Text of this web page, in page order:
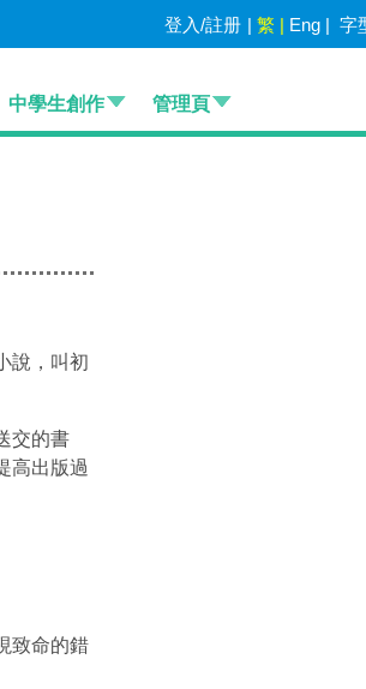
登入/註册 | 繁 | Eng | 字
中學生創作 管理頁
說，叫初
交的書
高出版過
致命的錯